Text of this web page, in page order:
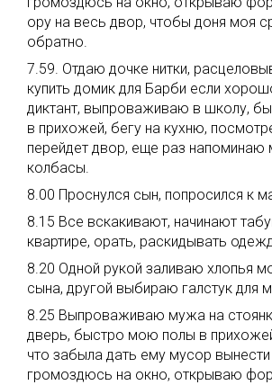
ору на весь двор, чтобы доня моя
обратно.
7.59. Отдаю дочке нитки,
купить домик для Барби если
диктант, выпроваживаю в школу,
в прихожей, бегу на кухню,
перейдет двор, еще раз напоминаю
колбасы.
8.00 Проснулся сын, попросился к
8.15 Все вскакивают, начинают
квартире, орать, раскидывать
8.20 Одной рукой заливаю хлопья
сына, другой выбираю галстук для
8.25 Выпроваживаю мужа на
дверь, быстро мою полы в
что забыла дать ему мусор
громоздюсь на окно, открываю